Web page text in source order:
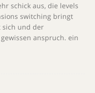
schick aus, die levels
switching bringt
sich und der
anspruch. ein